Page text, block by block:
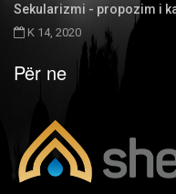
Sekularizmi - propozim i
K 14, 2020
Për ne